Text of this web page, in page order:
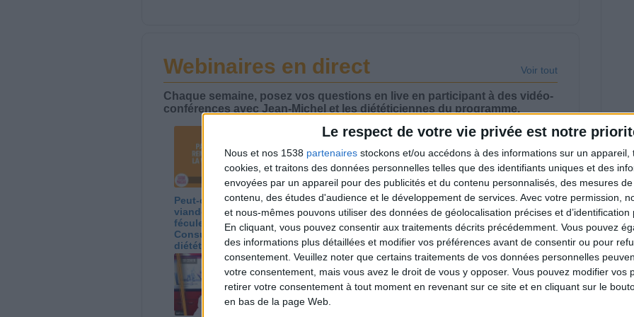
Le respect de votre vie privée est notre
Nous et nos 1538 partenaires stockons et/ou accédons à des informations sur un appareil,
cookies, et traitons des données personnelles telles que des identifiants uniques et des
envoyées par un appareil pour des publicités et du contenu personnalisés, des mesures
contenu, des études d'audience et le développement de services. Avec votre permission,
et nous-mêmes pouvons utiliser des données de géolocalisation précises et d’identification
En cliquant, vous pouvez consentir aux traitements décrits précédemment. Vous pouvez
des informations plus détaillées et modifier vos préférences avant de consentir ou pour
consentement. Veuillez noter que certains traitements de vos données personnelles
votre consentement, mais vous avez le droit de vous y opposer. Vous pouvez modifier vos
retirer votre consentement à tout moment en revenant sur ce site et en cliquant sur le
en bas de la page Web.
Webinaires en direct Voir tout
Chaque semaine, posez vos questions en live en participant à des vidéo-
conférences avec Jean-Michel et les diététiciennes du programme.
Peut-on remplacer la
viande par des
féculents ?
Consultation
diététique du
05/08/2026
Le plan à 1600
calories est-il trop
copieux ?
Consultation
diététique du
03/08/2026
Comment perdre le
dernier kilo avant la
stabilisation ? |
Consultation
diététique du
29/07/2026